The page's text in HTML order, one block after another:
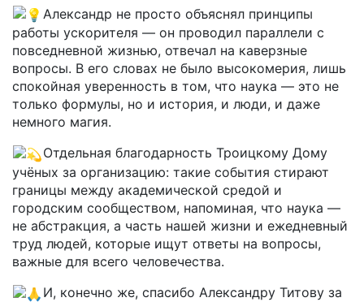
Александр не просто объяснял принципы
работы ускорителя — он проводил параллели с
повседневной жизнью, отвечал на каверзные
вопросы. В его словах не было высокомерия, лишь
спокойная уверенность в том, что наука — это не
только формулы, но и история, и люди, и даже
немного магия.
Отдельная благодарность Троицкому Дому
учёных за организацию: такие события стирают
границы между академической средой и
городским сообществом, напоминая, что наука —
не абстракция, а часть нашей жизни и ежедневный
труд людей, которые ищут ответы на вопросы,
важные для всего человечества.
И, конечно же, спасибо Александру Титову за